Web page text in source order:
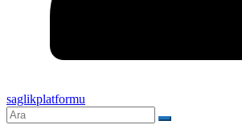
saglikplatformu